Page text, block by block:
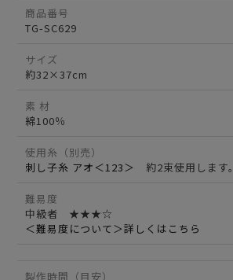
商品番号
TG-SC629
サイズ
約32×37cm
素 材
綿100％
使用糸（別売）
刺し子糸 アオ＜123＞
約2束使用します。
難易度
中級者 ★★★☆
＜難易度について＞詳しくはこちら
製作時間（目安）